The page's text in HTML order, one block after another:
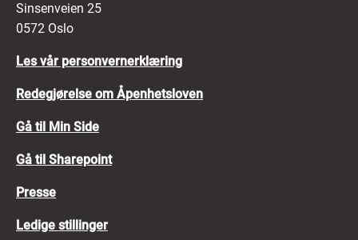
Sinsenveien 25
0572 Oslo
Les vår personvernerklæring
Redegjørelse om Åpenhetsloven
Gå til Min Side
Gå til Sharepoint
Presse
Ledige stillinger